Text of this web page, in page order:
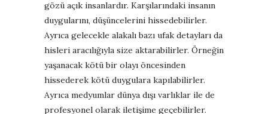
gözü açık insanlardır. Karşılarındaki insanın
duygularını, düşüncelerini hissedebilirler.
Ayrıca gelecekle alakalı bazı ufak detayları da
hisleri aracılığıyla size aktarabilirler. Örneğin
yaşanacak kötü bir olayı öncesinden
hissederek kötü duygulara kapılabilirler.
Ayrıca medyumlar dünya dışı varlıklar ile de
profesyonel olarak iletişime geçebilirler.